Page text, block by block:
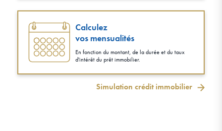
Calculez
vos mensualités
En fonction du montant, de la durée et du taux
d'intérêt du prêt immobilier.
Simulation crédit immobilier